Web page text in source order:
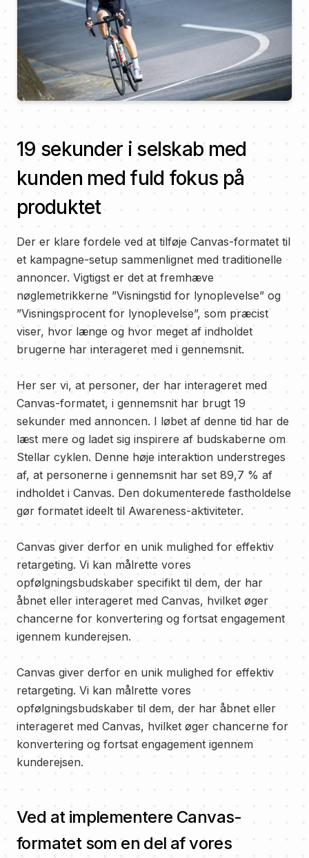
19 sekunder i selskab med
kunden med fuld fokus på
produktet
Der er klare fordele ved at tilføje Canvas-formatet til
et kampagne-setup sammenlignet med traditionelle
annoncer. Vigtigst er det at fremhæve
nøglemetrikkerne ”Visningstid for lynoplevelse” og
”Visningsprocent for lynoplevelse”, som præcist
viser, hvor længe og hvor meget af indholdet
brugerne har interageret med i gennemsnit.
Her ser vi, at personer, der har interageret med
Canvas-formatet, i gennemsnit har brugt 19
sekunder med annoncen. I løbet af denne tid har de
læst mere og ladet sig inspirere af budskaberne om
Stellar cyklen. Denne høje interaktion understreges
af, at personerne i gennemsnit har set 89,7 % af
indholdet i Canvas. Den dokumenterede fastholdelse
gør formatet ideelt til Awareness-aktiviteter.
Canvas giver derfor en unik mulighed for effektiv
retargeting. Vi kan målrette vores
opfølgningsbudskaber specifikt til dem, der har
åbnet eller interageret med Canvas, hvilket øger
chancerne for konvertering og fortsat engagement
igennem kunderejsen.
Canvas giver derfor en unik mulighed for effektiv
retargeting. Vi kan målrette vores
opfølgningsbudskaber til dem, der har åbnet eller
interageret med Canvas, hvilket øger chancerne for
konvertering og fortsat engagement igennem
kunderejsen.
Ved at implementere Canvas-
formatet som en del af vores